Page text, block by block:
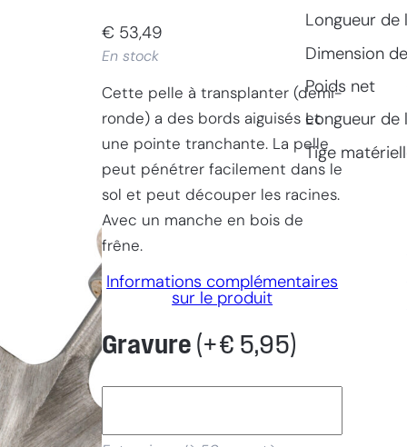
€ 53,49
En stock
Cette pelle à transplanter (demi-
ronde) a des bords aiguisés et
une pointe tranchante. La pelle
peut pénétrer facilement dans le
sol et peut découper les racines.
Avec un manche en bois de
frêne.
Informations complémentaires
sur le produit
Gravure (+€ 5,95)
Longueur de
Dimension
Poids net
Longueur de
Tige